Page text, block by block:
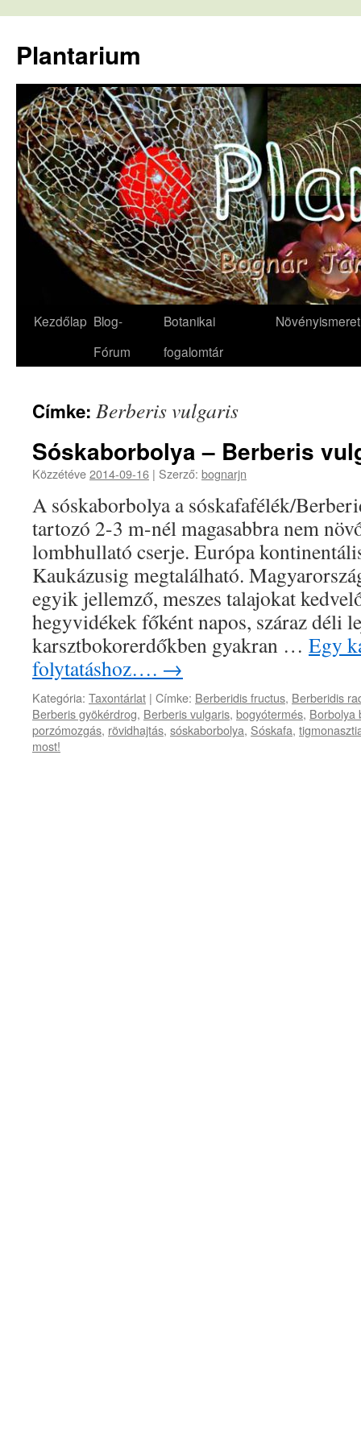
tartalomba
Plantarium
Kezdőlap Blog-
Fórum
Botanikai
fogalomtár
Növényismeret
Címke: Berberis vulgaris
Sóskaborbolya – Berberis
Közzétéve2014-09-16 | Szerző: bognarjn
A sóskaborbolya a sóskafafélék/
tartozó 2-3 m-nél magasabbra nem
lombhullató cserje. Európa
Kaukázusig megtalálható.
egyik jellemző, meszes talajokat
hegyvidékek főként napos, száraz déli
karsztbokorerdőkben gyakran … Egy
folytatáshoz…. →
Kategória: Taxontárlat | Címke: Berberidis fructus, Berberidis
Berberis gyökérdrog, Berberis vulgaris, bogyótermés, Borbolya
porzómozgás, rövidhajtás, sóskaborbolya, Sóskafa,
most!